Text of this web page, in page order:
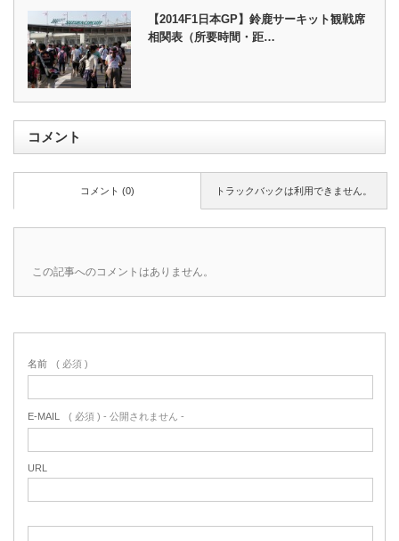
【2014F1日本GP】鈴鹿サーキット観戦席
相関表（所要時間・距…
コメント
トラックバックは利用できません。
コメント (0)
この記事へのコメントはありません。
名前 ( 必須 )
E-MAIL ( 必須 ) - 公開されません -
URL